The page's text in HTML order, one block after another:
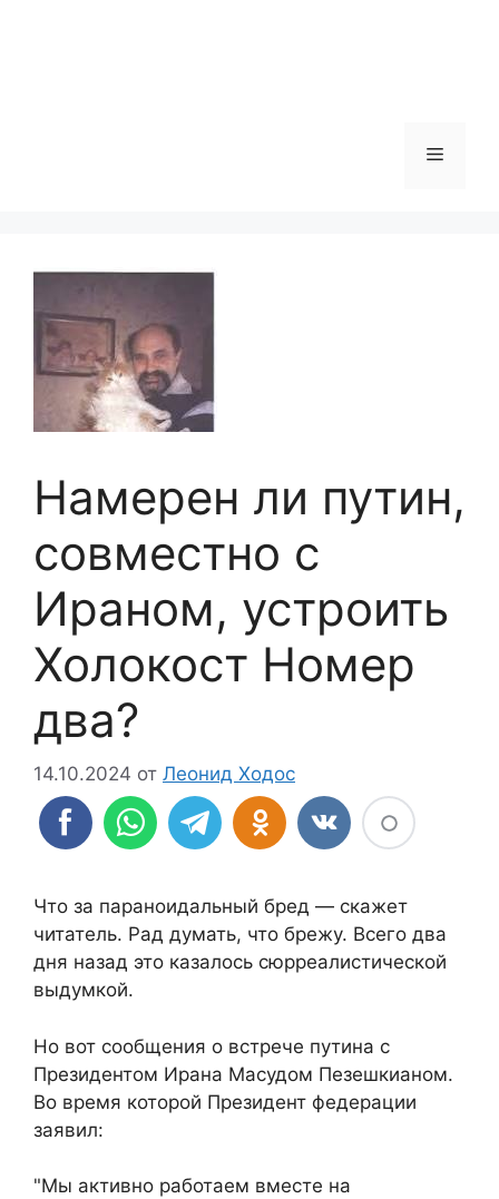
Меню
Намерен ли путин,
совместно с
Ираном, устроить
Холокост Номер
два?
14.10.2024 от Леонид Ходос
Что за параноидальный бред — скажет
читатель. Рад думать, что брежу. Всего два
дня назад это казалось сюрреалистической
выдумкой.
Но вот сообщения о встрече путина с
Президентом Ирана Масудом Пезешкианом.
Во время которой Президент федерации
заявил:
"Мы активно работаем вместе на